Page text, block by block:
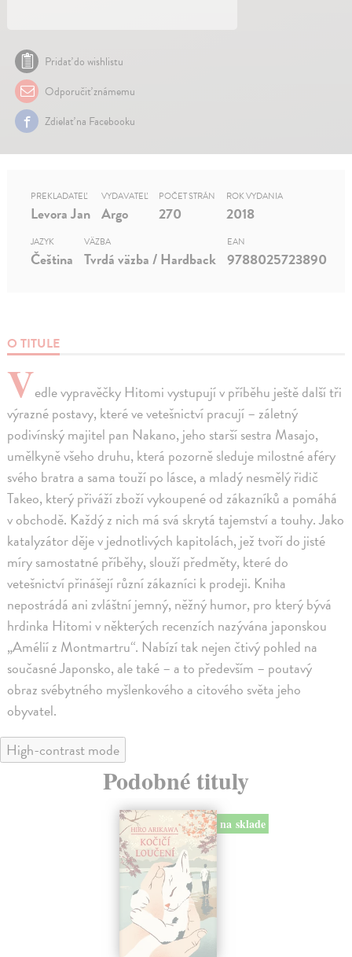
Pridať do wishlistu
Odporučiť známemu
Zdielať na Facebooku
O TITULE
Vedle vypravěčky Hitomi vystupují v příběhu ještě další tři
výrazné postavy, které ve vetešnictví pracují – záletný
podivínský majitel pan Nakano, jeho starší sestra Masajo,
umělkyně všeho druhu, která pozorně sleduje milostné aféry
svého bratra a sama touží po lásce, a mladý nesmělý řidič
Takeo, který přiváží zboží vykoupené od zákazníků a pomáhá
v obchodě. Každý z nich má svá skrytá tajemství a touhy. Jako
katalyzátor děje v jednotlivých kapitolách, jež tvoří do jisté
míry samostatné příběhy, slouží předměty, které do
vetešnictví přinášejí různí zákazníci k prodeji. Kniha
nepostrádá ani zvláštní jemný, něžný humor, pro který bývá
hrdinka Hitomi v některých recenzích nazývána japonskou
„Amélií z Montmartru“. Nabízí tak nejen čtivý pohled na
současné Japonsko, ale také – a to především – poutavý
obraz svébytného myšlenkového a citového světa jeho
obyvatel.
PREKLADATEĽ
Levora Jan
VYDAVATEĽ
Argo
POČET STRÁN
270
ROK VYDANIA
2018
JAZYK
Čeština
VÄZBA
Tvrdá väzba / Hardback
EAN
9788025723890
High-contrast mode
Podobné tituly